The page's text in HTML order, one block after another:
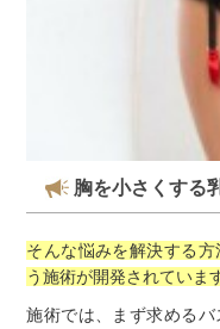
胸を小さくする
そんな悩みを解決する
う施術が開発されていま
施術では、まず求める